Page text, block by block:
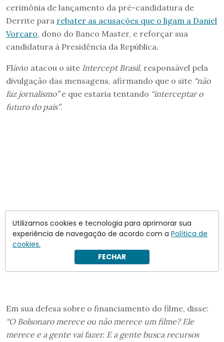
cerimônia de lançamento da pré-candidatura de
Derrite para rebater as acusações que o ligam a Daniel
Vorcaro, dono do Banco Master, e reforçar sua
candidatura à Presidência da República.
Flávio atacou o site Intercept Brasil, responsável pela
divulgação das mensagens, afirmando que o site “não
faz jornalismo”e que estaria tentando “interceptar o
futuro do país”.
Em sua defesa sobre o financiamento do filme, disse:
“O Bolsonaro merece ou não merece um filme? Ele
merece e a gente vai fazer. E a gente busca recursos
Utilizamos cookies e tecnologia para aprimorar sua
experiência de navegação de acordo com a Política de
cookies.
FECHAR